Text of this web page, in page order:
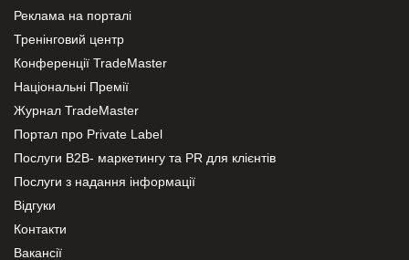
Реклама на порталі
Тренінговий центр
Конференції TradeMaster
Національні Премії
Журнал TradeMaster
Портал про Private Label
Послуги В2В- маркетингу та PR для клієнтів
Послуги з надання інформації
Відгуки
Контакти
Вакансії